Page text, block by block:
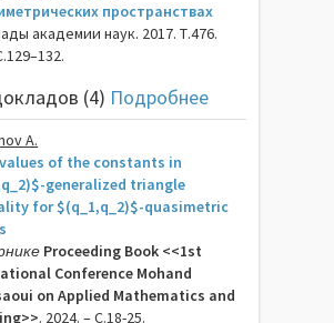
пространствах
академии наук. 2017. Т.476.
(4) Подробнее
A.
of the constants in
generalized triangle
for $(q_1,q_2)$-quasimetric
Proceeding Book <<1st
Conference Mohand
on Applied Mathematics and
. 2024. – C.18-25.